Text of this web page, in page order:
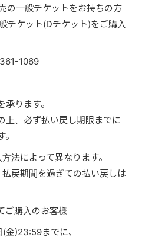
の一般チケットをお持ちの方
チケット(Dチケット)をご購入
1069
ります。
上、必ず払い戻し期限までに
法によって異なります。
戻期間を過ぎての払い戻しは
ご購入のお客様
金)23:59までに、